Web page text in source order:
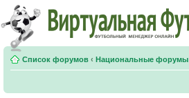
Список форумов ‹ Национальные форумы